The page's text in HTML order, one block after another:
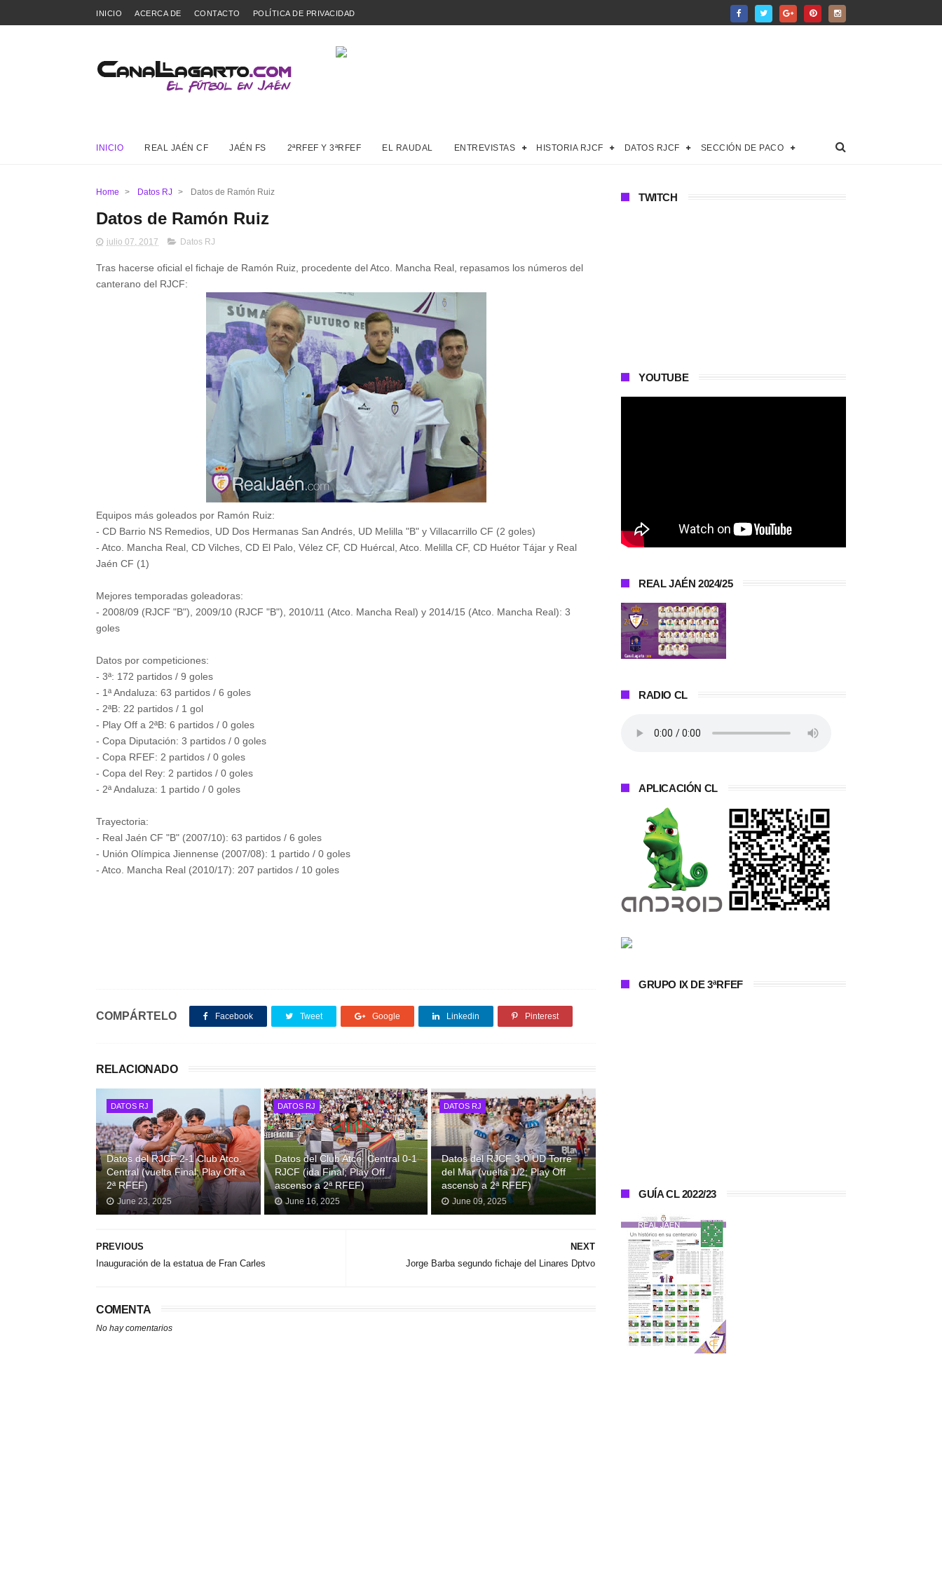
INICIO ACERCA DE CONTACTO POLÍTICA DE PRIVACIDAD
INICIO REAL JAÉN CF JAÉN FS 2ªRFEF Y 3ªRFEF EL RAUDAL ENTREVISTAS HISTORIA RJCF DATOS RJCF SECCIÓN DE PACO
Home > Datos RJ > Datos de Ramón Ruiz
Datos de Ramón Ruiz
julio 07, 2017 Datos RJ
Tras hacerse oficial el fichaje de Ramón Ruiz, procedente del Atco. Mancha Real, repasamos los números del
canterano del RJCF:
Equipos más goleados por Ramón Ruiz:
- CD Barrio NS Remedios, UD Dos Hermanas San Andrés, UD Melilla "B" y Villacarrillo CF (2 goles)
- Atco. Mancha Real, CD Vilches, CD El Palo, Vélez CF, CD Huércal, Atco. Melilla CF, CD Huétor Tájar y Real
Jaén CF (1)
Mejores temporadas goleadoras:
- 2008/09 (RJCF "B"), 2009/10 (RJCF "B"), 2010/11 (Atco. Mancha Real) y 2014/15 (Atco. Mancha Real): 3
goles
Datos por competiciones:
- 3ª: 172 partidos / 9 goles
- 1ª Andaluza: 63 partidos / 6 goles
- 2ªB: 22 partidos / 1 gol
- Play Off a 2ªB: 6 partidos / 0 goles
- Copa Diputación: 3 partidos / 0 goles
- Copa RFEF: 2 partidos / 0 goles
- Copa del Rey: 2 partidos / 0 goles
- 2ª Andaluza: 1 partido / 0 goles
Trayectoria:
- Real Jaén CF "B" (2007/10): 63 partidos / 6 goles
- Unión Olímpica Jiennense (2007/08): 1 partido / 0 goles
- Atco. Mancha Real (2010/17): 207 partidos / 10 goles
COMPÁRTELO Facebook Tweet Google Linkedin Pinterest
RELACIONADO
DATOS RJ
Datos del RJCF 2-1 Club Atco.
Central (vuelta Final; Play Off a
2ª RFEF)
June 23, 2025
DATOS RJ
Datos del Club Atco. Central 0-1
RJCF (ida Final; Play Off
ascenso a 2ª RFEF)
June 16, 2025
DATOS RJ
Datos del RJCF 3-0 UD Torre
del Mar (vuelta 1/2; Play Off
ascenso a 2ª RFEF)
June 09, 2025
NEXT
Jorge Barba segundo fichaje del Linares Dptvo
PREVIOUS
Inauguración de la estatua de Fran Carles
COMENTA
No hay comentarios
TWITCH
YOUTUBE
REAL JAÉN 2024/25
RADIO CL
APLICACIÓN CL
GRUPO IX DE 3ªRFEF
GUÍA CL 2022/23